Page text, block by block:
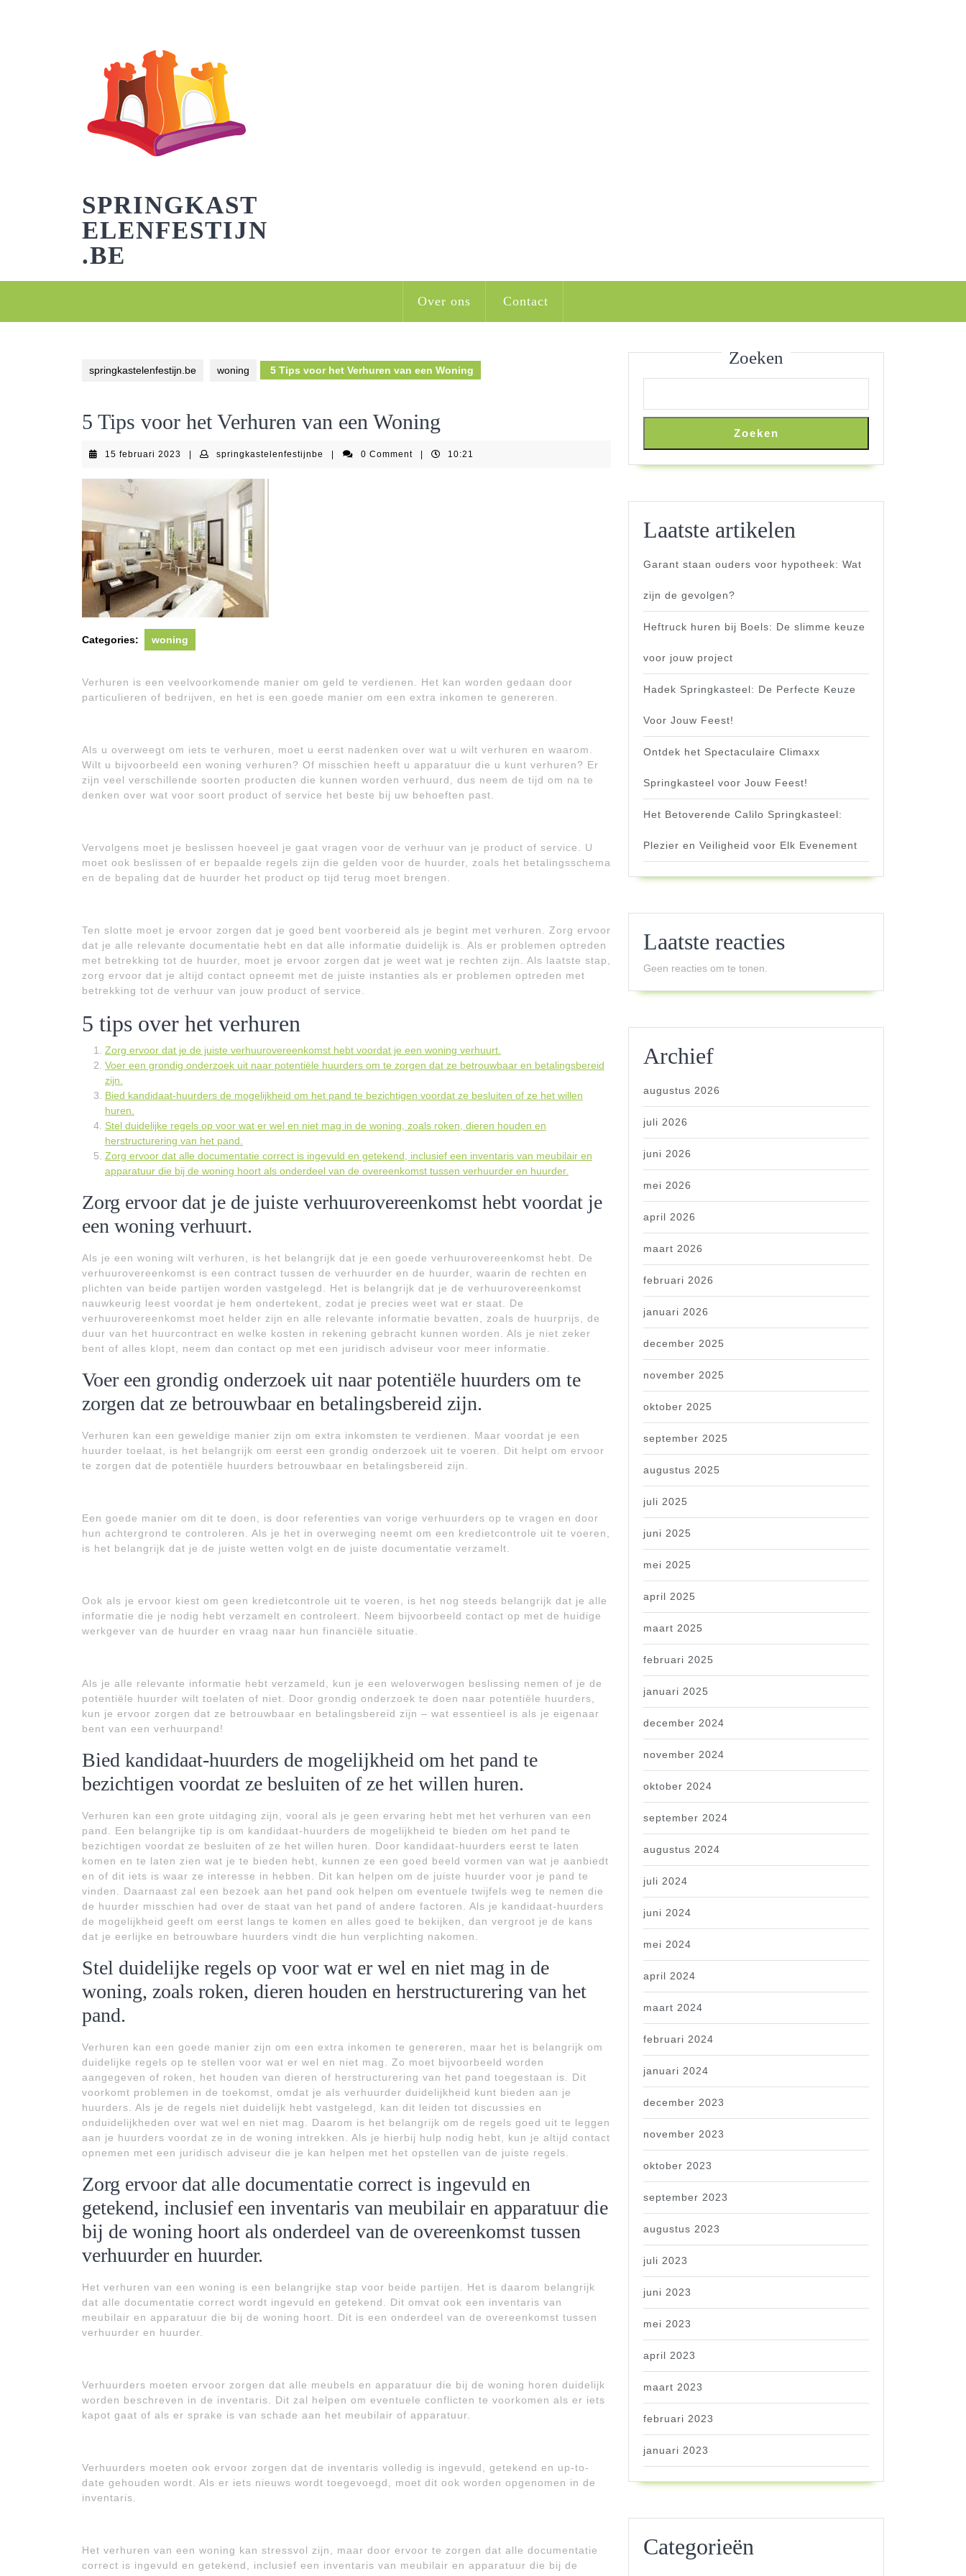
SPRINGKAST
ELENFESTIJN
.BE
Over ons Contact
springkastelenfestijn.be woning 5 Tips voor het Verhuren van een Woning
5 Tips voor het Verhuren van een Woning
15 februari 2023 15
2023
springkastelenfestijnbe springkastelenfestijnbe
0 Comment 10:21
Categories: woning
Verhuren is een veelvoorkomende manier om geld te verdienen. Het kan worden gedaan door
particulieren of bedrijven, en het is een goede manier om een extra inkomen te genereren.
Als u overweegt om iets te verhuren, moet u eerst nadenken over wat u wilt verhuren en waarom.
Wilt u bijvoorbeeld een woning verhuren? Of misschien heeft u apparatuur die u kunt verhuren? Er
zijn veel verschillende soorten producten die kunnen worden verhuurd, dus neem de tijd om na te
denken over wat voor soort product of service het beste bij uw behoeften past.
Vervolgens moet je beslissen hoeveel je gaat vragen voor de verhuur van je product of service. U
moet ook beslissen of er bepaalde regels zijn die gelden voor de huurder, zoals het betalingsschema
en de bepaling dat de huurder het product op tijd terug moet brengen.
Ten slotte moet je ervoor zorgen dat je goed bent voorbereid als je begint met verhuren. Zorg ervoor
dat je alle relevante documentatie hebt en dat alle informatie duidelijk is. Als er problemen optreden
met betrekking tot de huurder, moet je ervoor zorgen dat je weet wat je rechten zijn. Als laatste stap,
zorg ervoor dat je altijd contact opneemt met de juiste instanties als er problemen optreden met
betrekking tot de verhuur van jouw product of service.
5 tips over het verhuren
Zorg ervoor dat je de juiste verhuurovereenkomst hebt voordat je een woning verhuurt.
Voer een grondig onderzoek uit naar potentiële huurders om te zorgen dat ze betrouwbaar en betalingsbereid
zijn.
Bied kandidaat-huurders de mogelijkheid om het pand te bezichtigen voordat ze besluiten of ze het willen
huren.
Stel duidelijke regels op voor wat er wel en niet mag in de woning, zoals roken, dieren houden en
herstructurering van het pand.
Zorg ervoor dat alle documentatie correct is ingevuld en getekend, inclusief een inventaris van meubilair en
apparatuur die bij de woning hoort als onderdeel van de overeenkomst tussen verhuurder en huurder.
Zorg ervoor dat je de juiste verhuurovereenkomst hebt voordat je
een woning verhuurt.
Als je een woning wilt verhuren, is het belangrijk dat je een goede verhuurovereenkomst hebt. De
verhuurovereenkomst is een contract tussen de verhuurder en de huurder, waarin de rechten en
plichten van beide partijen worden vastgelegd. Het is belangrijk dat je de verhuurovereenkomst
nauwkeurig leest voordat je hem ondertekent, zodat je precies weet wat er staat. De
verhuurovereenkomst moet helder zijn en alle relevante informatie bevatten, zoals de huurprijs, de
duur van het huurcontract en welke kosten in rekening gebracht kunnen worden. Als je niet zeker
bent of alles klopt, neem dan contact op met een juridisch adviseur voor meer informatie.
Voer een grondig onderzoek uit naar potentiële huurders om te
zorgen dat ze betrouwbaar en betalingsbereid zijn.
Verhuren kan een geweldige manier zijn om extra inkomsten te verdienen. Maar voordat je een
huurder toelaat, is het belangrijk om eerst een grondig onderzoek uit te voeren. Dit helpt om ervoor
te zorgen dat de potentiële huurders betrouwbaar en betalingsbereid zijn.
Een goede manier om dit te doen, is door referenties van vorige verhuurders op te vragen en door
hun achtergrond te controleren. Als je het in overweging neemt om een kredietcontrole uit te voeren,
is het belangrijk dat je de juiste wetten volgt en de juiste documentatie verzamelt.
Ook als je ervoor kiest om geen kredietcontrole uit te voeren, is het nog steeds belangrijk dat je alle
informatie die je nodig hebt verzamelt en controleert. Neem bijvoorbeeld contact op met de huidige
werkgever van de huurder en vraag naar hun financiële situatie.
Als je alle relevante informatie hebt verzameld, kun je een weloverwogen beslissing nemen of je de
potentiële huurder wilt toelaten of niet. Door grondig onderzoek te doen naar potentiële huurders,
kun je ervoor zorgen dat ze betrouwbaar en betalingsbereid zijn – wat essentieel is als je eigenaar
bent van een verhuurpand!
Bied kandidaat-huurders de mogelijkheid om het pand te
bezichtigen voordat ze besluiten of ze het willen huren.
Verhuren kan een grote uitdaging zijn, vooral als je geen ervaring hebt met het verhuren van een
pand. Een belangrijke tip is om kandidaat-huurders de mogelijkheid te bieden om het pand te
bezichtigen voordat ze besluiten of ze het willen huren. Door kandidaat-huurders eerst te laten
komen en te laten zien wat je te bieden hebt, kunnen ze een goed beeld vormen van wat je aanbiedt
en of dit iets is waar ze interesse in hebben. Dit kan helpen om de juiste huurder voor je pand te
vinden. Daarnaast zal een bezoek aan het pand ook helpen om eventuele twijfels weg te nemen die
de huurder misschien had over de staat van het pand of andere factoren. Als je kandidaat-huurders
de mogelijkheid geeft om eerst langs te komen en alles goed te bekijken, dan vergroot je de kans
dat je eerlijke en betrouwbare huurders vindt die hun verplichting nakomen.
Stel duidelijke regels op voor wat er wel en niet mag in de
woning, zoals roken, dieren houden en herstructurering van het
pand.
Verhuren kan een goede manier zijn om een extra inkomen te genereren, maar het is belangrijk om
duidelijke regels op te stellen voor wat er wel en niet mag. Zo moet bijvoorbeeld worden
aangegeven of roken, het houden van dieren of herstructurering van het pand toegestaan is. Dit
voorkomt problemen in de toekomst, omdat je als verhuurder duidelijkheid kunt bieden aan je
huurders. Als je de regels niet duidelijk hebt vastgelegd, kan dit leiden tot discussies en
onduidelijkheden over wat wel en niet mag. Daarom is het belangrijk om de regels goed uit te leggen
aan je huurders voordat ze in de woning intrekken. Als je hierbij hulp nodig hebt, kun je altijd contact
opnemen met een juridisch adviseur die je kan helpen met het opstellen van de juiste regels.
Zorg ervoor dat alle documentatie correct is ingevuld en
getekend, inclusief een inventaris van meubilair en apparatuur die
bij de woning hoort als onderdeel van de overeenkomst tussen
verhuurder en huurder.
Het verhuren van een woning is een belangrijke stap voor beide partijen. Het is daarom belangrijk
dat alle documentatie correct wordt ingevuld en getekend. Dit omvat ook een inventaris van
meubilair en apparatuur die bij de woning hoort. Dit is een onderdeel van de overeenkomst tussen
verhuurder en huurder.
Verhuurders moeten ervoor zorgen dat alle meubels en apparatuur die bij de woning horen duidelijk
worden beschreven in de inventaris. Dit zal helpen om eventuele conflicten te voorkomen als er iets
kapot gaat of als er sprake is van schade aan het meubilair of apparatuur.
Verhuurders moeten ook ervoor zorgen dat de inventaris volledig is ingevuld, getekend en up-to-
date gehouden wordt. Als er iets nieuws wordt toegevoegd, moet dit ook worden opgenomen in de
inventaris.
Het verhuren van een woning kan stressvol zijn, maar door ervoor te zorgen dat alle documentatie
correct is ingevuld en getekend, inclusief een inventaris van meubilair en apparatuur die bij de
Zoeken
Zoeken
Laatste artikelen
Garant staan ouders voor hypotheek: Wat
zijn de gevolgen?
Heftruck huren bij Boels: De slimme keuze
voor jouw project
Hadek Springkasteel: De Perfecte Keuze
Voor Jouw Feest!
Ontdek het Spectaculaire Climaxx
Springkasteel voor Jouw Feest!
Het Betoverende Calilo Springkasteel:
Plezier en Veiligheid voor Elk Evenement
Laatste reacties
Geen reacties om te tonen.
Archief
augustus 2026
juli 2026
juni 2026
mei 2026
april 2026
maart 2026
februari 2026
januari 2026
december 2025
november 2025
oktober 2025
september 2025
augustus 2025
juli 2025
juni 2025
mei 2025
april 2025
maart 2025
februari 2025
januari 2025
december 2024
november 2024
oktober 2024
september 2024
augustus 2024
juli 2024
juni 2024
mei 2024
april 2024
maart 2024
februari 2024
januari 2024
december 2023
november 2023
oktober 2023
september 2023
augustus 2023
juli 2023
juni 2023
mei 2023
april 2023
maart 2023
februari 2023
januari 2023
Categorieën